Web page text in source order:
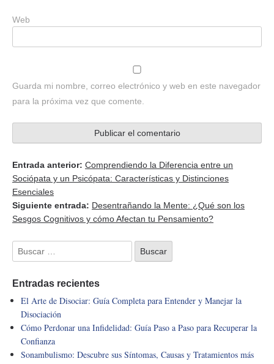
Web
Guarda mi nombre, correo electrónico y web en este navegador
para la próxima vez que comente.
Entrada anterior: Comprendiendo la Diferencia entre un
Sociópata y un Psicópata: Características y Distinciones
Esenciales
Siguiente entrada: Desentrañando la Mente: ¿Qué son los
Sesgos Cognitivos y cómo Afectan tu Pensamiento?
Entradas recientes
El Arte de Disociar: Guía Completa para Entender y Manejar la
Disociación
Cómo Perdonar una Infidelidad: Guía Paso a Paso para Recuperar la
Confianza
Sonambulismo: Descubre sus Síntomas, Causas y Tratamientos más